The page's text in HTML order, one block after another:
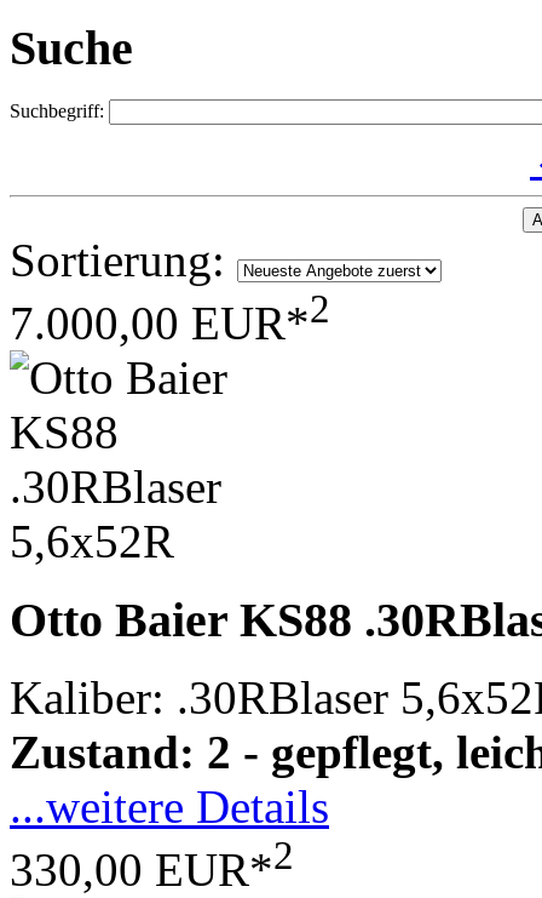
Suche
Suchbegriff:
Sortierung:
7.000,00 EUR*2
Otto Baier KS88
Kaliber: .30RBlaser
Zustand: 2 - gepflegt,
...weitere Details
330,00 EUR*2